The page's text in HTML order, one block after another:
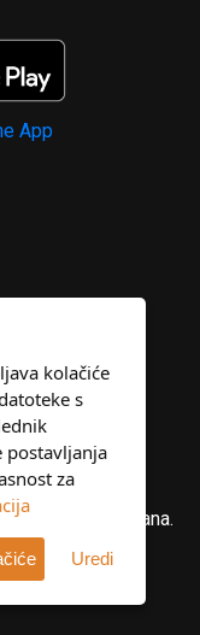
prava pridržana.
kolačiće
s
postavljanja
za
Uredi